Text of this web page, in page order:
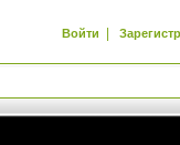
Войти |